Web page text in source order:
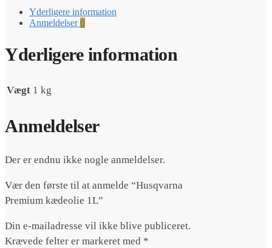
antal
Yderligere information
Anmeldelser0
Yderligere information
Vægt 1 kg
Anmeldelser
Der er endnu ikke nogle anmeldelser.
Vær den første til at anmelde “Husqvarna
Premium kædeolie 1L”
Din e-mailadresse vil ikke blive publiceret.
Krævede felter er markeret med *